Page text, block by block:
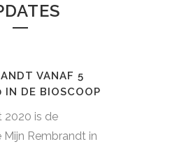
VANAF 5
DE BIOSCOOP
2020 is de
Rembrandt in